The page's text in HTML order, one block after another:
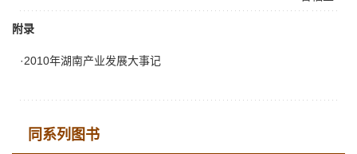
附录
·2010年湖南产业发展大事记
同系列图书